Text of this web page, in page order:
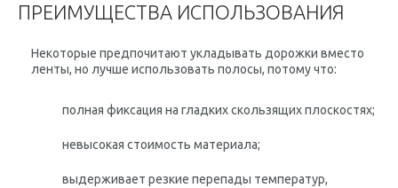
ПРЕИМУЩЕСТВА ИСПОЛЬЗОВАНИЯ
Некоторые предпочитают укладывать дорожки вместо
ленты, но лучше использовать полосы, потому что:
полная фиксация на гладких скользящих плоскостях;
невысокая стоимость материала;
выдерживает резкие перепады температур,